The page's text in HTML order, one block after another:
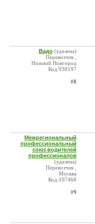
Вадо (удалена)
Перевозчик ,
Нижний Новгород
Код:938197
#8
Межрегиональный
профессиональный
союз водителей
профессионалов
(удалена)
Перевозчик ,
Москва
Код:107468
#9